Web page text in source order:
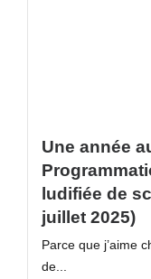
Une année
ludifiée de
juillet 2025)
Parce que j’aime
de...